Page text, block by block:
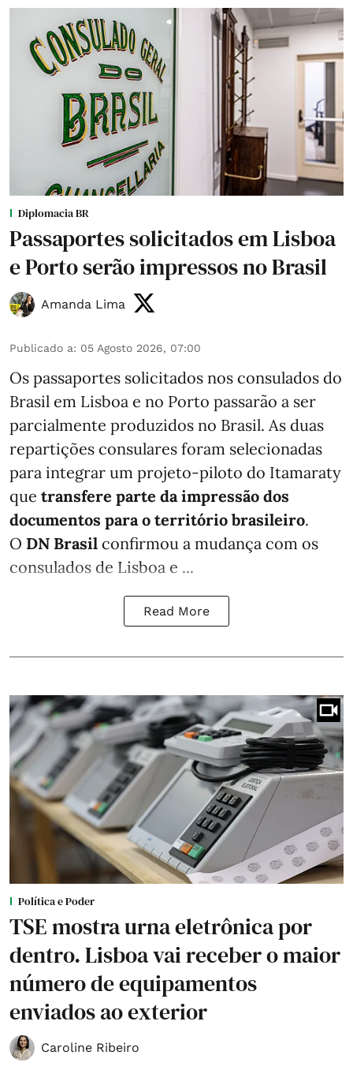
Diplomacia BR
Passaportes solicitados em Lisboa
e Porto serão impressos no Brasil
Amanda Lima
Publicado a: 05 Agosto 2026, 07:00
Os passaportes solicitados nos consulados do
Brasil em Lisboa e no Porto passarão a ser
parcialmente produzidos no Brasil. As duas
repartições consulares foram selecionadas
para integrar um projeto-piloto do Itamaraty
que transfere parte da impressão dos
documentos para o território brasileiro.
O DN Brasil confirmou a mudança com os
consulados de Lisboa e ...
Read More
Política e Poder
TSE mostra urna eletrônica por
dentro. Lisboa vai receber o maior
número de equipamentos
enviados ao exterior
Caroline Ribeiro